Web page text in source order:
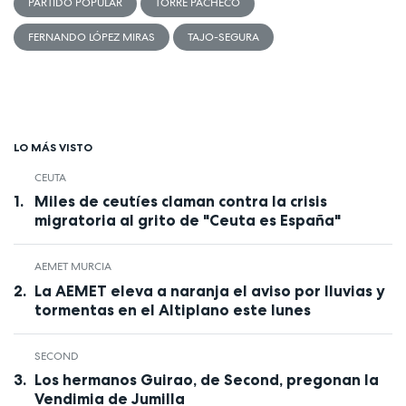
FERNANDO LÓPEZ MIRAS TAJO-SEGURA
LO MÁS VISTO
CEUTA
Miles de ceutíes claman contra la crisis
migratoria al grito de "Ceuta es España"
AEMET MURCIA
La AEMET eleva a naranja el aviso por lluvias y
tormentas en el Altiplano este lunes
SECOND
Los hermanos Guirao, de Second, pregonan la
Vendimia de Jumilla